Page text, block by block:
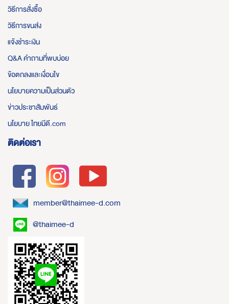
วิธีการสั่งซื้อ
วิธีการขนส่ง
แจ้งชำระเงิน
Q&A คำถามที่พบบ่อย
ข้อตกลงและเงื่อนไข
นโยบายความเป็นส่วนตัว
ข่าวประชาสัมพันธ์
นโยบาย ไทยมีดี.com
ติดต่อเรา
member@thaimee-d.com
@thaimee-d